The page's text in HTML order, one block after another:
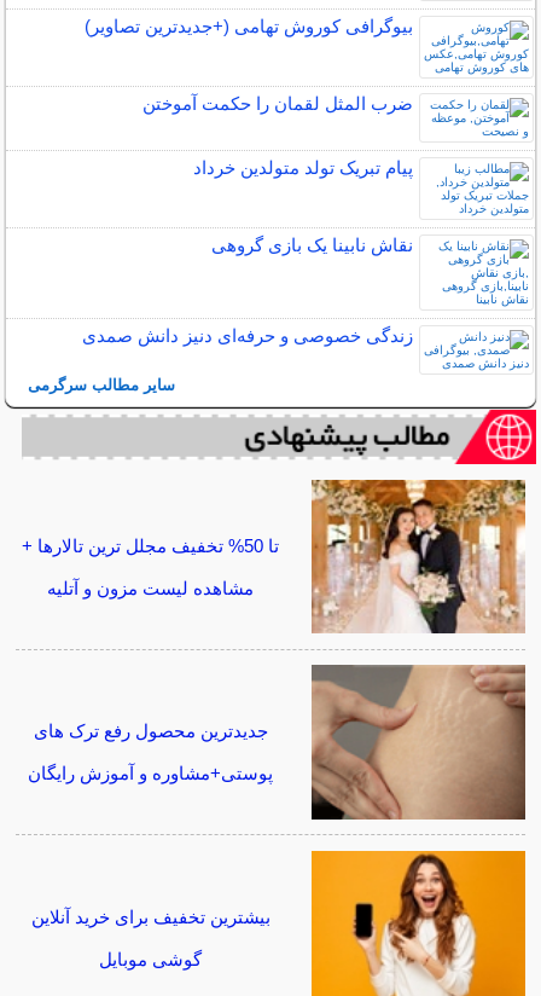
بیوگرافی کوروش تهامی (+جدیدترین تصاویر)
ضرب المثل لقمان را حکمت آموختن
پیام تبریک تولد متولدین خرداد
نقاش نابینا یک بازی گروهی
زندگی خصوصی و حرفه‌ای دنیز دانش صمدی
سایر مطالب سرگرمی
تا 50% تخفیف مجلل ترین تالارها +
مشاهده لیست مزون و آتلیه
جدیدترین محصول رفع ترک های
پوستی+مشاوره و آموزش رایگان
بیشترین تخفیف برای خرید آنلاین
گوشی موبایل